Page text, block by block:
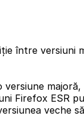
între versiuni
versiune
Firefox ESR
veche